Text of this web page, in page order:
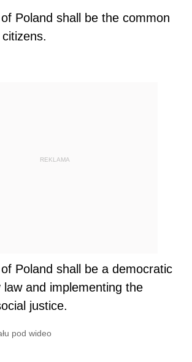
Poland shall be the common
REKLAMA
Poland shall be a democratic
and implementing the
justice.
pod wideo